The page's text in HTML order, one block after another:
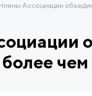
Ассоциации
чем